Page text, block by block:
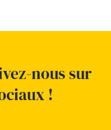
nous sur
!